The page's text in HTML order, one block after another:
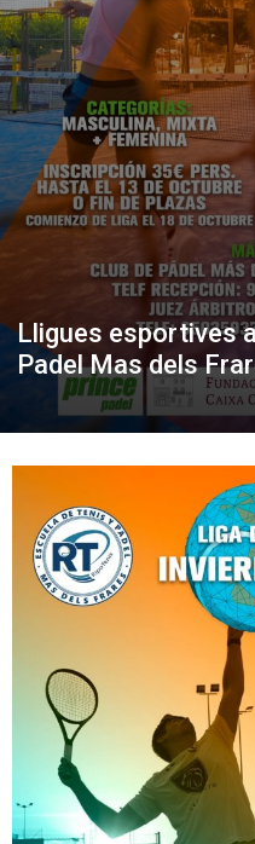
Lligues esportives
Padel Mas dels